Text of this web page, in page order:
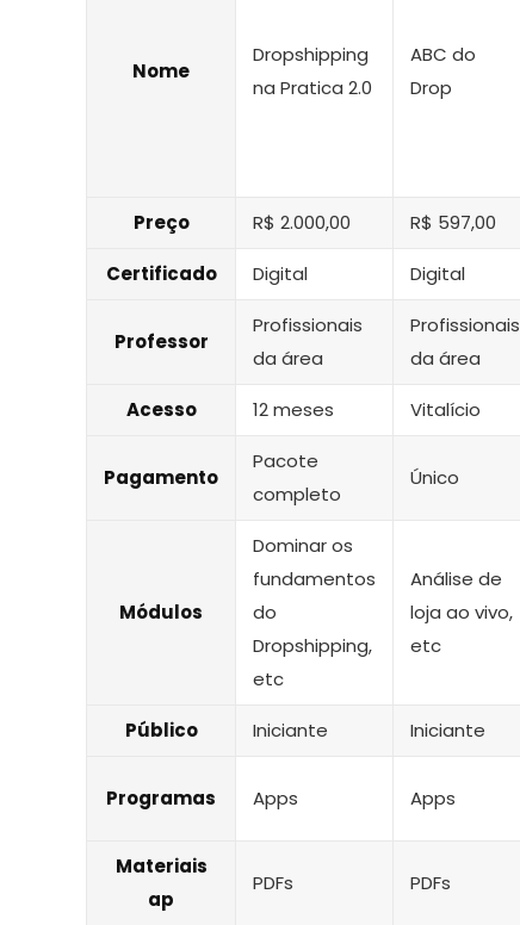
Nome
Dropshipping
na Pratica 2.0
ABC do
Drop
Preço R$ 2.000,00 R$ 597,00
Certificado Digital Digital
Professor
Profissionais
da área
Profissionais
da área
Acesso 12 meses Vitalício
Pagamento
Pacote
completo
Único
Módulos
Dominar os
fundamentos
do
Dropshipping,
etc
Análise de
loja ao vivo,
etc
Público Iniciante Iniciante
Programas Apps Apps
Materiais
ap
PDFs PDFs